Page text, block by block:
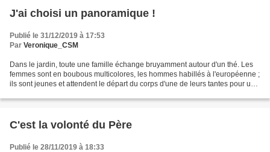
J'ai choisi un panoramique !
Publié le 31/12/2019 à 17:53
Par Veronique_CSM
Dans le jardin, toute une famille échange bruyamment autour d'un thé. Les
femmes sont en boubous multicolores, les hommes habillés à l'européenne ;
ils sont jeunes et attendent le départ du corps d'une de leurs tantes pour un
C'est la volonté du Père
Publié le 28/11/2019 à 18:33